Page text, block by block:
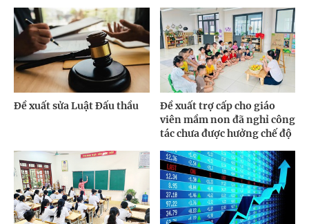
Đề xuất sửa Luật Đấu thầu
Đề xuất trợ cấp cho giáo
viên mầm non đã nghỉ công
tác chưa được hưởng chế độ